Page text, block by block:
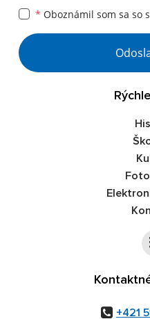
* Oboznámil som sa so
Google reCaptcha
+421